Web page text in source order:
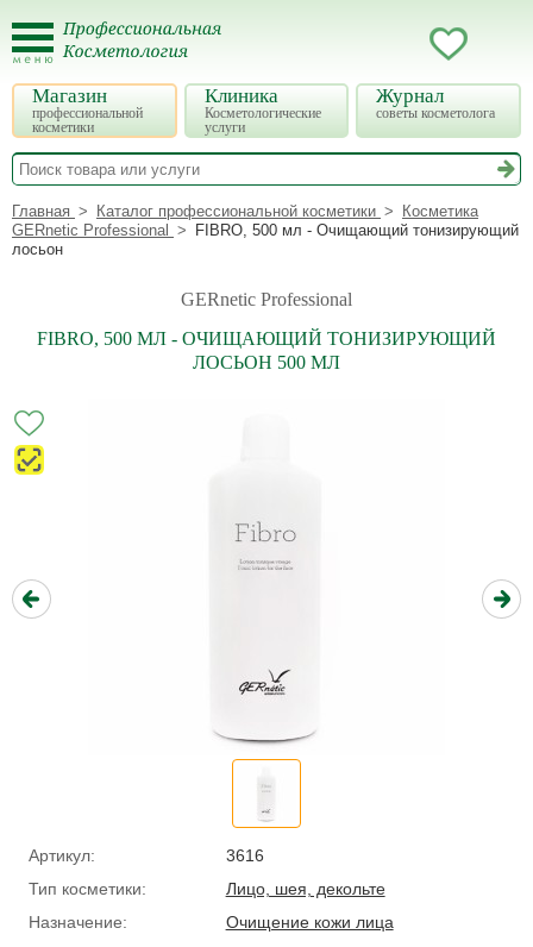
Магазин
профессиональной
косметики
Клиника
Косметологические
услуги
Журнал
советы косметолога
Главная Каталог профессиональной косметики
Косметика
GERnetic Professional
FIBRO, 500 мл - Очищающий тонизирующий
лосьон
GERnetic Professional
FIBRO, 500 МЛ - ОЧИЩАЮЩИЙ ТОНИЗИРУЮЩИЙ
ЛОСЬОН 500 МЛ
Артикул:
3616
Тип косметики:
Лицо, шея, декольте
Назначение:
Очищение кожи лица